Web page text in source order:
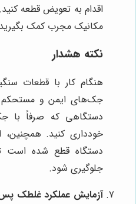
اقدام به تعویض قطعه
مکانیک مجرب کمک
نکته هشدار
هنگام کار با قطعات
جک‌های ایمن و مستحکم
دستگاهی که صرفاً با
خودداری کنید. همچنین،
دستگاه قطع شده است
جلوگیری شود.
آزمایش عملکرد غلطک